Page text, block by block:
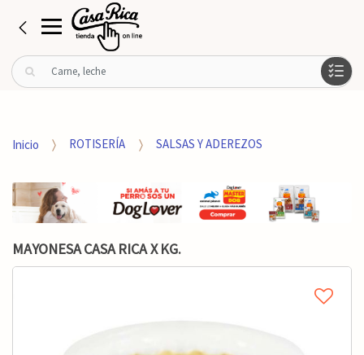
B
u
r
o
r
Inicio ROTISERÍA SALSAS Y ADEREZOS
MAYONESA CASA RICA X KG.